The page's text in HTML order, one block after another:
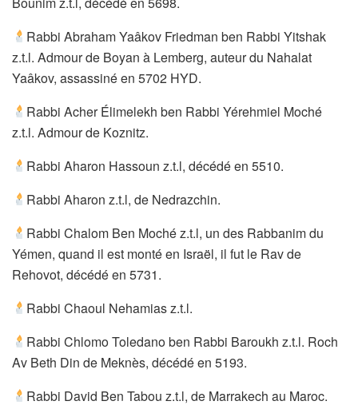
Rabbi Abraham Yaâkov Friedman ben Rabbi Yitshak
z.t.l. Admour de Boyan à Lemberg, auteur du Nahalat
Yaâkov, assassiné en 5702 HYD.
Rabbi Acher Élimelekh ben Rabbi Yérehmiel Moché
z.t.l. Admour de Koznitz.
Rabbi Aharon Hassoun z.t.l, décédé en 5510.
Rabbi Aharon z.t.l, de Nedrazchin.
Rabbi Chalom Ben Moché z.t.l, un des Rabbanim du
Yémen, quand il est monté en Israël, il fut le Rav de
Rehovot, décédé en 5731.
Rabbi Chaoul Nehamias z.t.l.
Rabbi Chlomo Toledano ben Rabbi Baroukh z.t.l. Roch
Av Beth Din de Meknès, décédé en 5193.
Rabbi David Ben Tabou z.t.l, de Marrakech au Maroc.